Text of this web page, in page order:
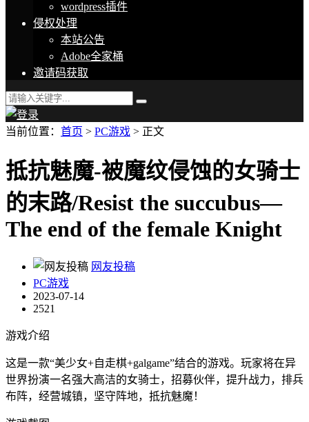
wordpress插件
侵权处理
本站公告
Adobe全家桶
邀请码获取
当前位置： 首页 > PC游戏 > 正文
抵抗魅魔-被魔纹侵蚀的女骑士
的末路/Resist the succubus—
The end of the female Knight
网友投稿
PC游戏
2023-07-14
2521
游戏介绍
这是一款“美少女+自走棋+galgame”结合的游戏。玩家将在异
世界扮演一名强大高洁的女骑士，招募伙伴，提升战力，排兵
布阵，经营城镇，坚守阵地，抵抗魅魔！